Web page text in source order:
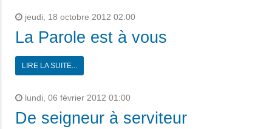
jeudi, 18 octobre 2012 02:00
La Parole est à vous
LIRE LA SUITE...
lundi, 06 février 2012 01:00
De seigneur à serviteur